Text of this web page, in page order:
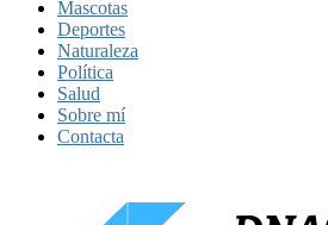
Mascotas
Deportes
Naturaleza
Política
Salud
Sobre mí
Contacta